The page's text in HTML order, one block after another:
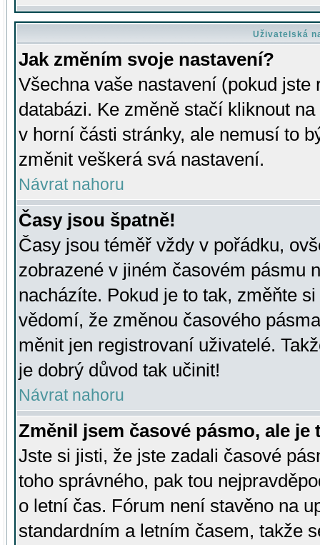
Uživatelská
Jak změním svoje nastavení?
Všechna vaše nastavení (pokud
databázi. Ke změně stačí kliknout
v horní části stránky, ale nemusí to
změnit veškerá svá nastavení.
Návrat nahoru
Časy jsou špatně!
Časy jsou téměř vždy v pořádku,
zobrazené v jiném časovém pásmu
nacházíte. Pokud je to tak, změňte
vědomí, že změnou časového
měnit jen registrovaní uživatelé.
je dobrý důvod tak učinit!
Návrat nahoru
Změnil jsem časové pásmo, ale je
Jste si jisti, že jste zadali časové
toho správného, pak tou
o letní čas. Fórum není stavěno na
standardním a letním časem, takže